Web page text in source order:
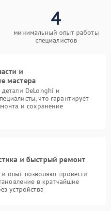
4
минимальный опыт работы
специалистов
и
мастера
DeLonghi и
что гарантирует
и сохранение
и быстрый ремонт
опыт позволяют провести
в кратчайшие
устройства